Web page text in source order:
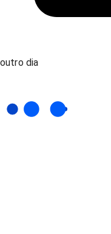
outro dia